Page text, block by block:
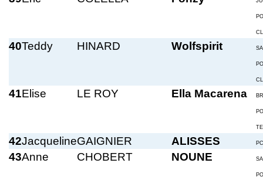
40Teddy HINARD Wolfspirit
41Elise LE ROY Ella Macarena
42JacquelineGAIGNIER ALISSES
43Anne CHOBERT NOUNE